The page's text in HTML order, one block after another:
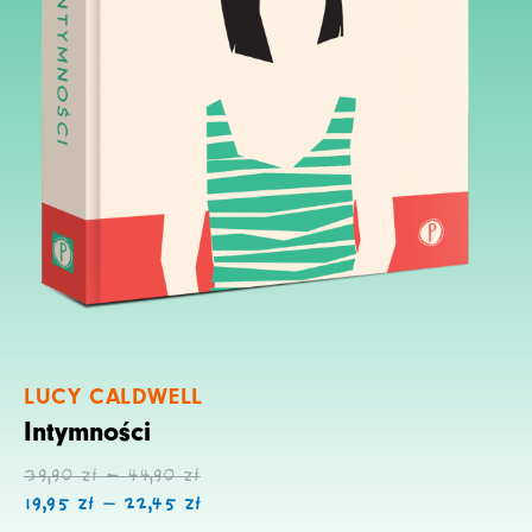
LUCY CALDWELL
Intymności
39,90zł – 44,90złZakres
cen:
19,95 zł – 22,45 zł